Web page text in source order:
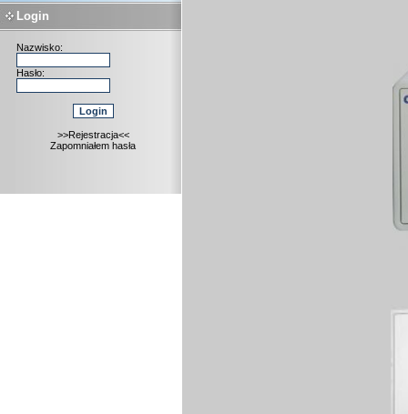
Login
Nazwisko:
Hasło:
>>Rejestracja<<
Zapomniałem hasła